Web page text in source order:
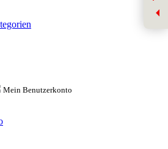
Mein Benutzerkonto